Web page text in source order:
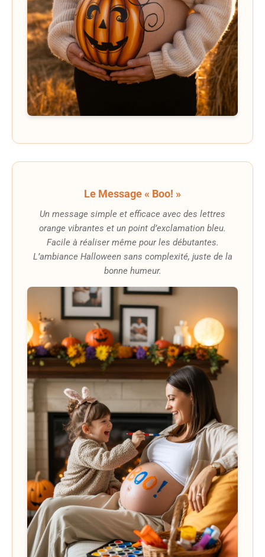
Le Message « Boo! »
Un message simple et efficace avec des lettres
orange vibrantes et un point d’exclamation bleu.
Facile à réaliser même pour les débutantes.
L’ambiance Halloween sans complexité, juste de la
bonne humeur.